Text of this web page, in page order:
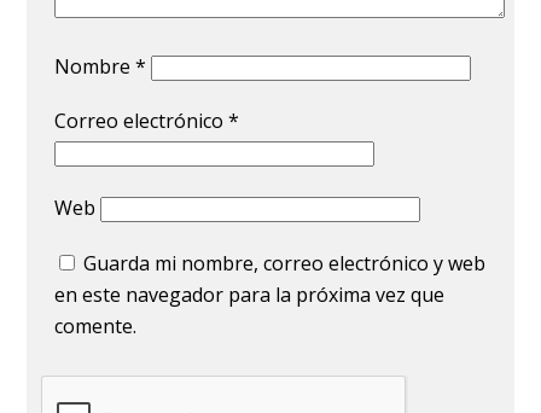
Nombre*
Correo electrónico*
Web
Guarda mi nombre, correo electrónico y web
en este navegador para la próxima vez que
comente.